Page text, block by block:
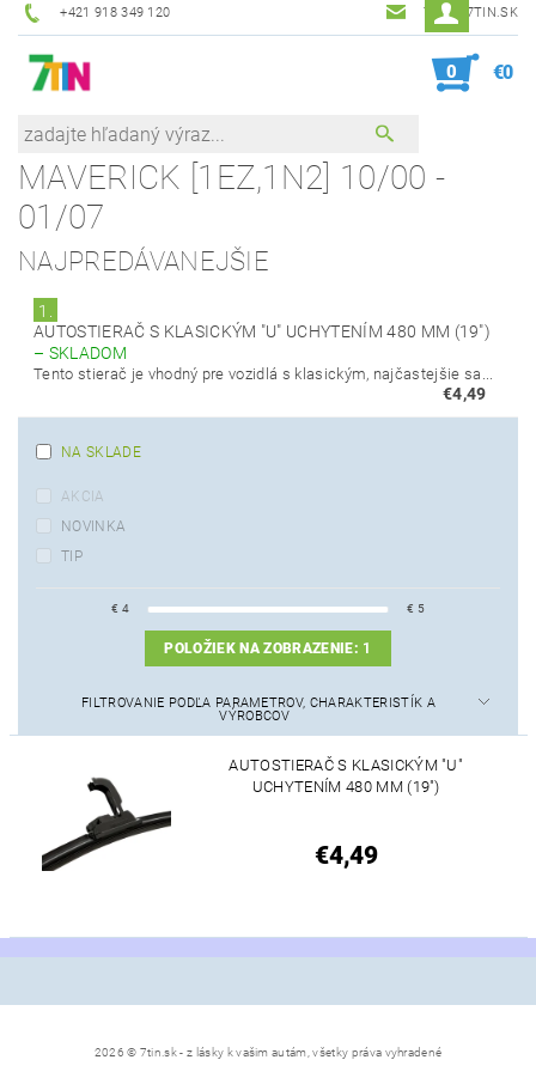
+421 918 349 120 7TIN@7TIN.SK
0 €0
MAVERICK [1EZ,1N2] 10/00 -
01/07
NAJPREDÁVANEJŠIE
1.
AUTOSTIERAČ S KLASICKÝM "U" UCHYTENÍM 480 MM (19")
– SKLADOM
Tento stierač je vhodný pre vozidlá s klasickým, najčastejšie sa...
€4,49
NA SKLADE
AKCIA
NOVINKA
TIP
€ 4 € 5
POLOŽIEK NA ZOBRAZENIE: 1
FILTROVANIE PODĽA PARAMETROV, CHARAKTERISTÍK A
VÝROBCOV
AUTOSTIERAČ S KLASICKÝM "U"
UCHYTENÍM 480 MM (19")
€4,49
2026 © 7tin.sk - z lásky k vašim autám, všetky práva vyhradené